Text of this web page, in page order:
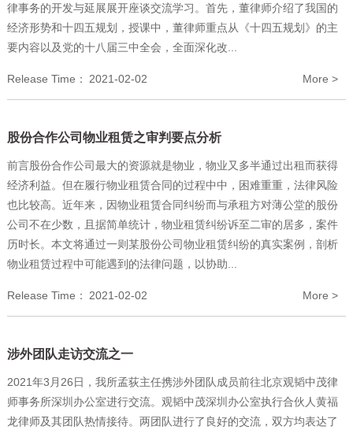
律事务的开发与延展展开座谈交流学习。首先，董律师介绍了我国的
经济形势和十四五规划，授课中，董律师重点从《十四五规划》的主
要内容以及党的十八届三中全会，全面深化改...
Release Time： 2021-02-02 More >
股份合作公司物业租赁之审判要点分析
前言股份合作公司最大的资源就是物业，物业又多半通过出租而获得
经济利益。但在履行物业租赁合同的过程中中，困难重重，法律风险
也比较高。近年来，因物业租赁合同纠纷而与承租方对薄公堂的股份
公司不在少数，且据简单统计，物业租赁纠纷诉至二审的居多，案件
历时长。本文将通过一则某股份公司物业租赁纠纷的真实案例，剖析
物业租赁过程中可能遇到的法律问题，以协助...
Release Time： 2021-02-02 More >
涉外团队走访交流之一
2021年3月26日，我所孟荻主任携涉外团队成员前往北京观韬中茂律
师事务所深圳办公室进行交流。观韬中茂深圳办公室执行合伙人黄福
龙律师及其团队热情接待。两团队进行了良好的交流，双方均表达了